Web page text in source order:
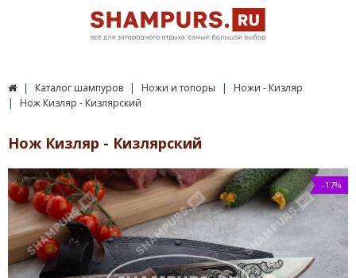
Каталог шампуров Ножи и топоры
Ножи - Кизляр
Нож Кизляр - Кизлярский
Нож Кизляр - Кизлярский
-17%